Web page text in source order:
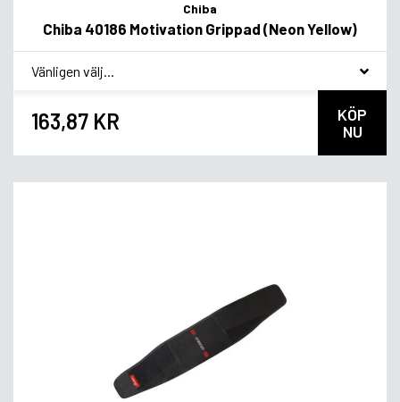
Chiba
Chiba 40186 Motivation Grippad (Neon Yellow)
* Smakvariant
163,87 KR
KÖP
NU